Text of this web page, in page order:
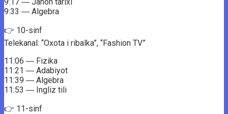
9:33 ― Algebra
👉 10-sinf
Telekanal: “Oxota i ribalka”, “Fashion TV”
11:06 ― Fizika
11:21 ― Adabiyot
11:39 ― Algebra
11:53 ― Ingliz tili
👉 11-sinf